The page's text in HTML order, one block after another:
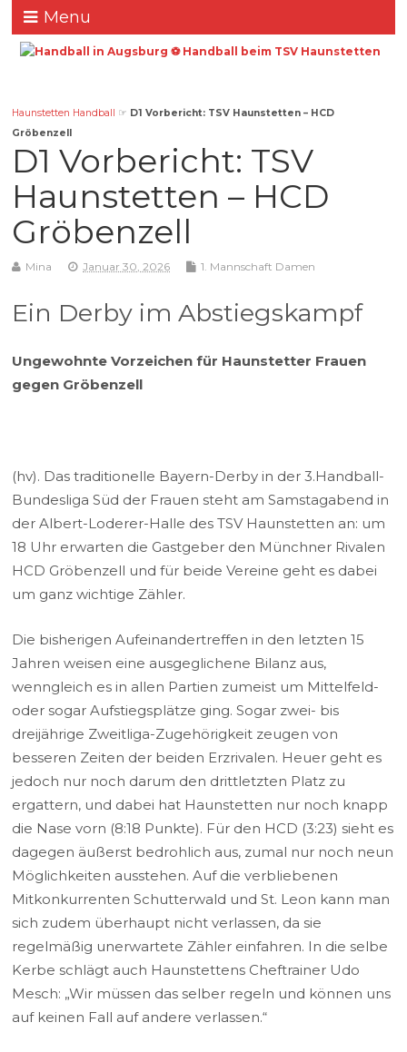
Menu
Haunstetten Handball ☞ D1 Vorbericht: TSV Haunstetten – HCD
Gröbenzell
D1 Vorbericht: TSV
Haunstetten – HCD
Gröbenzell
Mina Januar 30, 2026 1. Mannschaft Damen
Ein Derby im Abstiegskampf
Ungewohnte Vorzeichen für Haunstetter Frauen
gegen Gröbenzell
(hv). Das traditionelle Bayern-Derby in der 3.Handball-
Bundesliga Süd der Frauen steht am Samstagabend in
der Albert-Loderer-Halle des TSV Haunstetten an: um
18 Uhr erwarten die Gastgeber den Münchner Rivalen
HCD Gröbenzell und für beide Vereine geht es dabei
um ganz wichtige Zähler.
Die bisherigen Aufeinandertreffen in den letzten 15
Jahren weisen eine ausgeglichene Bilanz aus,
wenngleich es in allen Partien zumeist um Mittelfeld-
oder sogar Aufstiegsplätze ging. Sogar zwei- bis
dreijährige Zweitliga-Zugehörigkeit zeugen von
besseren Zeiten der beiden Erzrivalen. Heuer geht es
jedoch nur noch darum den drittletzten Platz zu
ergattern, und dabei hat Haunstetten nur noch knapp
die Nase vorn (8:18 Punkte). Für den HCD (3:23) sieht es
dagegen äußerst bedrohlich aus, zumal nur noch neun
Möglichkeiten ausstehen. Auf die verbliebenen
Mitkonkurrenten Schutterwald und St. Leon kann man
sich zudem überhaupt nicht verlassen, da sie
regelmäßig unerwartete Zähler einfahren. In die selbe
Kerbe schlägt auch Haunstettens Cheftrainer Udo
Mesch: „Wir müssen das selber regeln und können uns
auf keinen Fall auf andere verlassen.“